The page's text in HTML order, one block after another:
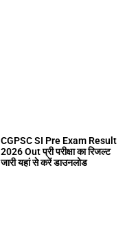
CGPSC SI Pre Exam Result
2026 Out प्री परीक्षा का रिजल्ट
जारी यहां से करें डाउनलोड